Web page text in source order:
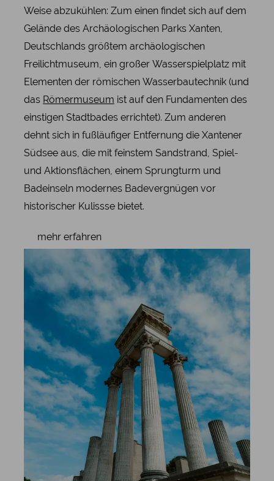
Weise abzukühlen: Zum einen findet sich auf dem
Gelände des Archäologischen Parks Xanten,
Deutschlands größtem archäologischen
Freilichtmuseum, ein großer Wasserspielplatz mit
Elementen der römischen Wasserbautechnik (und
das Römermuseum ist auf den Fundamenten des
einstigen Stadtbades errichtet). Zum anderen
dehnt sich in fußläufiger Entfernung die Xantener
Südsee aus, die mit feinstem Sandstrand, Spiel-
und Aktionsflächen, einem Sprungturm und
Badeinseln modernes Badevergnügen vor
historischer Kulissse bietet.
mehr erfahren